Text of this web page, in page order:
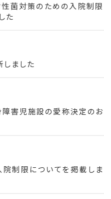
菌対策のための入院制限
た
ました
害児施設の愛称決定のお
制限についてを掲載しま